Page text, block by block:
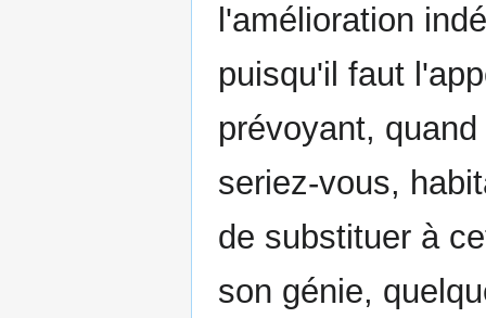
l'amélioration
puisqu'il faut
prévoyant,
seriez-vous,
de substituer à
son génie,